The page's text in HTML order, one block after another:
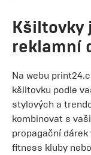
Kšiltovky
reklamní
Na webu
kšiltovku podle
stylových a
kombinovat s
propagační dárek
fitness kluby